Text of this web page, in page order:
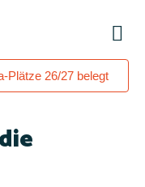
Plätze 26/27 belegt